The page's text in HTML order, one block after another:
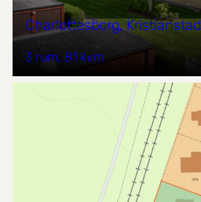
Charlottesborg, Kristianstad
3 rum 81 kvm